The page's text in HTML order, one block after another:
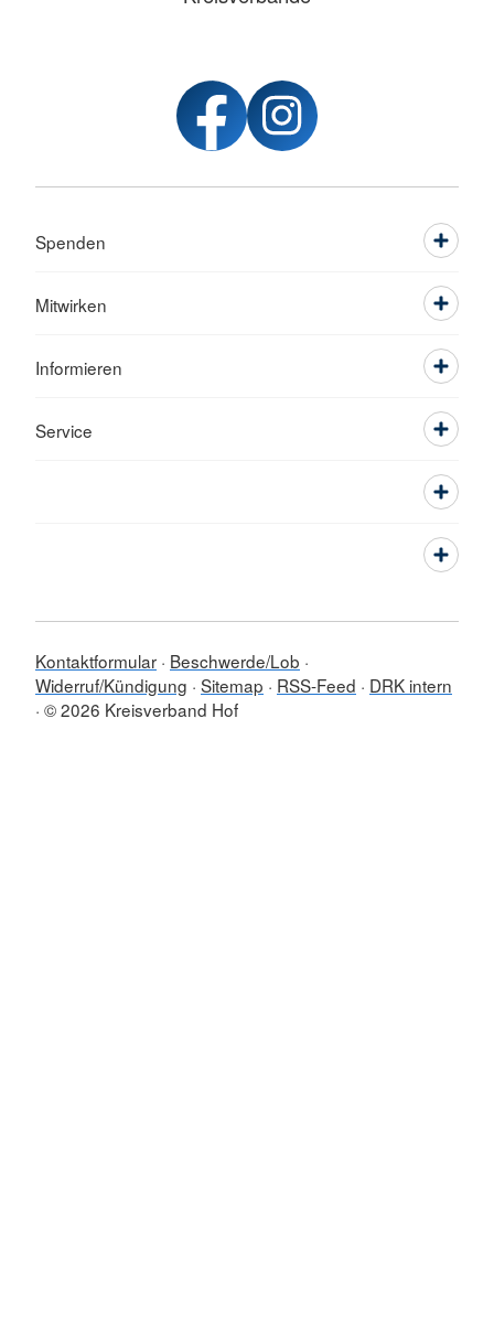
Spenden
Mitwirken
Informieren
Service
Kontaktformular Beschwerde/Lob
Widerruf/Kündigung Sitemap RSS-Feed
DRK intern
© 2026 Kreisverband Hof